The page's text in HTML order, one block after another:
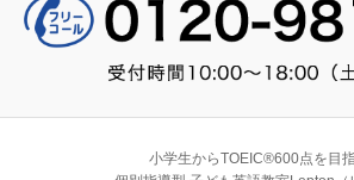
小学生からTOEIC®600点を目指